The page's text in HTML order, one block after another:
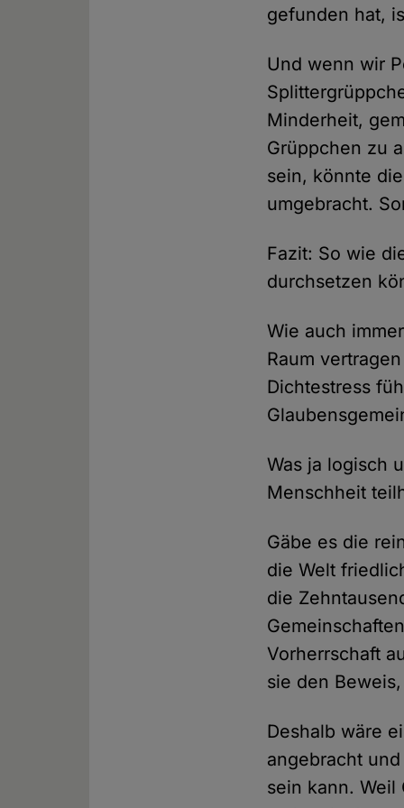
gefunden hat,
Und wenn wir
Minderheit,
Grüppchen zu
sein, könnte
umgebracht.
Fazit: So wie
durchsetzen
Wie auch
Raum
Dichtestress
Was ja logisch
Menschheit
Gäbe es die
die Welt
die
Vorherrschaft
sie den
Deshalb wäre
angebracht
sein kann. Weil